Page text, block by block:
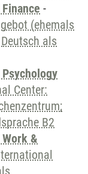
-
(ehemals
Deutsch als
Center:
B2
&